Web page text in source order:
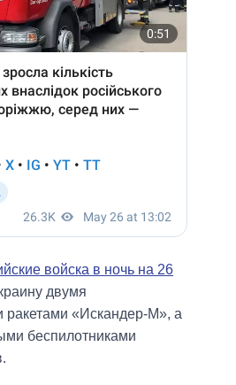
войска в ночь на 26
двумя
ракетами «Искандер-М», а
беспилотниками